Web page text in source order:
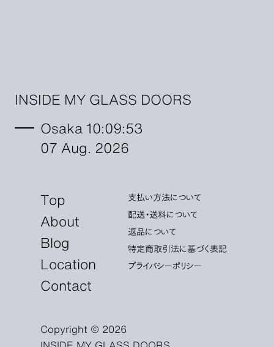
INSIDE MY GLASS DOORS
Osaka 10:09:54
07 Aug. 2026
Top
About
Blog
Location
Contact
支払い方法について
配送・送料について
返品について
特定商取引法に基づく表記
プライバシーポリシー
Copyright © 2026